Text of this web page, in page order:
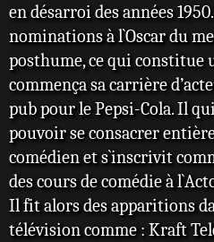
en désarroi des années
nominations à l`Oscar du
posthume, ce qui constitue
commença sa carrière
pub pour le Pepsi-Cola. Il
pouvoir se consacrer
comédien et s`inscrivit
des cours de comédie à
Il fit alors des apparitions
télévision comme : Kraft